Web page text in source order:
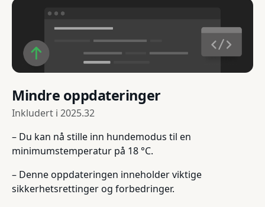
Mindre oppdateringer
Inkludert i 2025.32
– Du kan nå stille inn hundemodus til en
minimumstemperatur på 18 °C.
– Denne oppdateringen inneholder viktige
sikkerhetsrettinger og forbedringer.